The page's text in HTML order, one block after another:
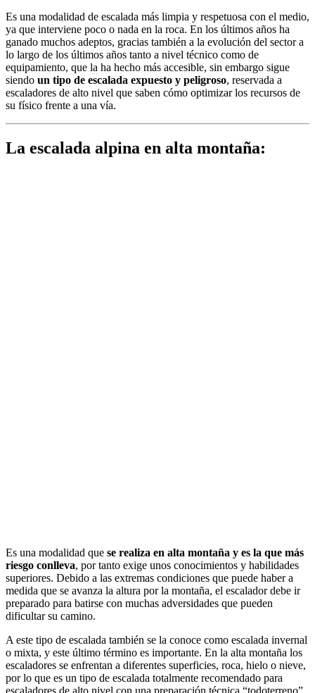
Es una modalidad de escalada más limpia y respetuosa con el medio,
ya que interviene poco o nada en la roca. En los últimos años ha
ganado muchos adeptos, gracias también a la evolución del sector a
lo largo de los últimos años tanto a nivel técnico como de
equipamiento, que la ha hecho más accesible, sin embargo sigue
siendo un tipo de escalada expuesto y peligroso, reservada a
escaladores de alto nivel que saben cómo optimizar los recursos de
su físico frente a una vía.
La escalada alpina en alta montaña:
Es una modalidad que se realiza en alta montaña y es la que más
riesgo conlleva, por tanto exige unos conocimientos y habilidades
superiores. Debido a las extremas condiciones que puede haber a
medida que se avanza la altura por la montaña, el escalador debe ir
preparado para batirse con muchas adversidades que pueden
dificultar su camino.
A este tipo de escalada también se la conoce como escalada invernal
o mixta, y este último término es importante. En la alta montaña los
escaladores se enfrentan a diferentes superficies, roca, hielo o nieve,
por lo que es un tipo de escalada totalmente recomendado para